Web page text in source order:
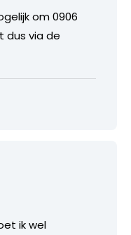
om 0906
dus via de
ik wel